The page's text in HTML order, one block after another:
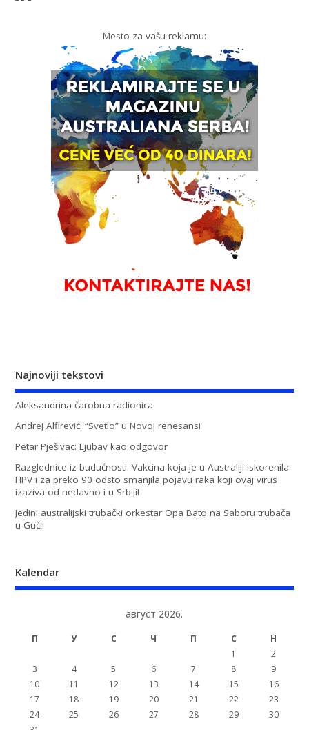
Mesto za vašu reklamu:
Najnoviji tekstovi
Aleksandrina čarobna radionica
Andrej Alfirević: “Svetlo” u Novoj renesansi
Petar Pješivac: Ljubav kao odgovor
Razglednice iz budućnosti: Vakcina koja je u Australiji iskorenila
HPV i za preko 90 odsto smanjila pojavu raka koji ovaj virus
izaziva od nedavno i u Srbiji!
Jedini australijski trubački orkestar Opa Bato na Saboru trubača
u Guči!
Kalendar
август 2026.
П У С Ч П С
Н
1
2
3
4 5 6 7 8
9
10
11 12 13 14 15
16
17
18 19 20 21 22
23
24
25 26 27 28 29
30